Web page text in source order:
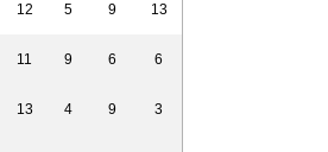
12 5 9 13
11 9 6 6
13 4 9 3